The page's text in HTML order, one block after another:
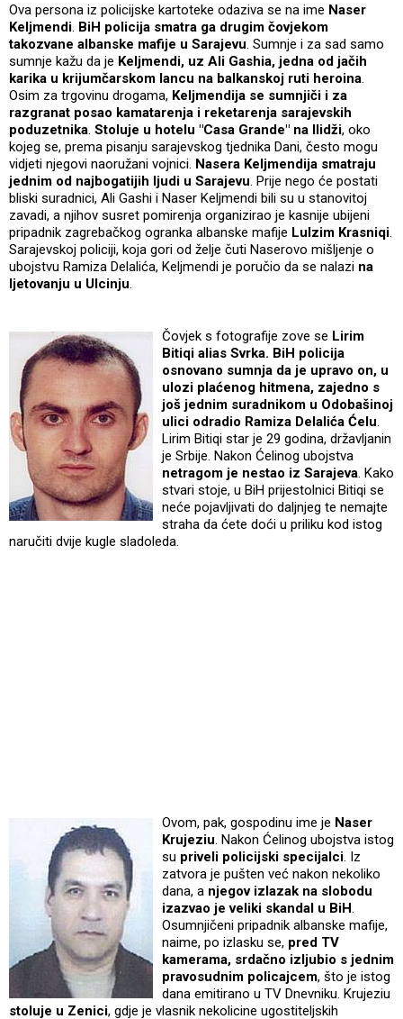
Ova persona iz policijske kartoteke odaziva se na ime Naser
Keljmendi. BiH policija smatra ga drugim čovjekom
takozvane albanske mafije u Sarajevu. Sumnje i za sad samo
sumnje kažu da je Keljmendi, uz Ali Gashia, jedna od jačih
karika u krijumčarskom lancu na balkanskoj ruti heroina.
Osim za trgovinu drogama, Keljmendija se sumnjiči i za
razgranat posao kamatarenja i reketarenja sarajevskih
poduzetnika. Stoluje u hotelu "Casa Grande" na Ilidži, oko
kojeg se, prema pisanju sarajevskog tjednika Dani, često mogu
vidjeti njegovi naoružani vojnici. Nasera Keljmendija smatraju
jednim od najbogatijih ljudi u Sarajevu. Prije nego će postati
bliski suradnici, Ali Gashi i Naser Keljmendi bili su u stanovitoj
zavadi, a njihov susret pomirenja organizirao je kasnije ubijeni
pripadnik zagrebačkog ogranka albanske mafije Lulzim Krasniqi.
Sarajevskoj policiji, koja gori od želje čuti Naserovo mišljenje o
ubojstvu Ramiza Delalića, Keljmendi je poručio da se nalazi na
ljetovanju u Ulcinju.
Čovjek s fotografije zove se Lirim
Bitiqi alias Svrka. BiH policija
osnovano sumnja da je upravo on, u
ulozi plaćenog hitmena, zajedno s
još jednim suradnikom u Odobašinoj
ulici odradio Ramiza Delalića Ćelu.
Lirim Bitiqi star je 29 godina, državljanin
je Srbije. Nakon Ćelinog ubojstva
netragom je nestao iz Sarajeva. Kako
stvari stoje, u BiH prijestolnici Bitiqi se
neće pojavljivati do daljnjeg te nemajte
straha da ćete doći u priliku kod istog
naručiti dvije kugle sladoleda.
Ovom, pak, gospodinu ime je Naser
Krujeziu. Nakon Ćelinog ubojstva istog
su priveli policijski specijalci. Iz
zatvora je pušten već nakon nekoliko
dana, a njegov izlazak na slobodu
izazvao je veliki skandal u BiH.
Osumnjičeni pripadnik albanske mafije,
naime, po izlasku se, pred TV
kamerama, srdačno izljubio s jednim
pravosudnim policajcem, što je istog
dana emitirano u TV Dnevniku. Krujeziu
stoluje u Zenici, gdje je vlasnik nekolicine ugostiteljskih